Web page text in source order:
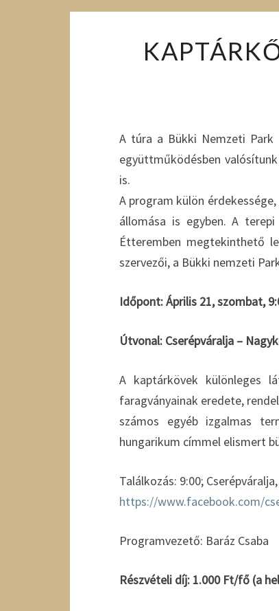
A túra a Bükki Nemzeti Park
együttműködésben
is.
A program külön
állomása is egyben. A
Étteremben megtekinthető
szervezői, a Bükki nemzeti
Időpont: Április 21, szombat,
Útvonal: Cserépváralja –
A kaptárkövek különleges
faragványainak eredete,
számos egyéb izgalmas
hungarikum címmel elismert
Találkozás: 9:00;
https://www.facebook.com/
Programvezető: Baráz Csaba
Részvételi díj: 1.000 Ft/fő (a